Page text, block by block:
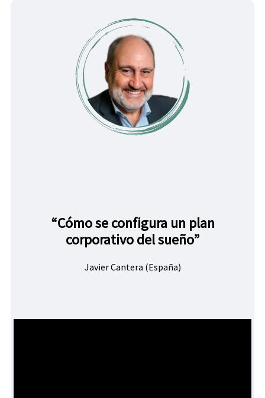
“Cómo se configura un plan
corporativo del sueño”
Javier Cantera (España)